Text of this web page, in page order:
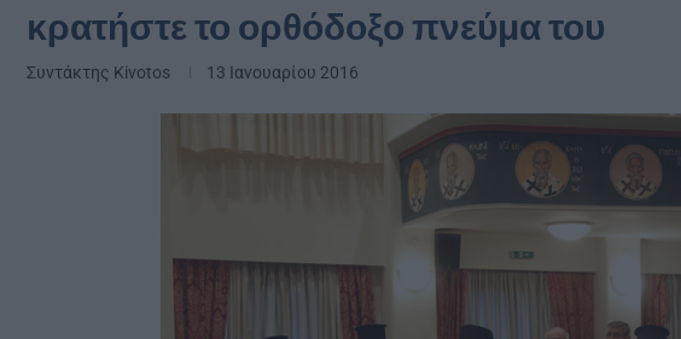
κρατήστε το ορθόδοξο πνεύμα του
Συντάκτης Kivotos 13 Ιανουαρίου 2016